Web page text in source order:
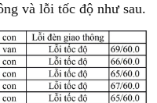
và lỗi tốc độ như sau.